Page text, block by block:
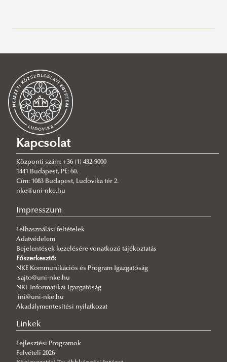
A vízgazdálkodás jövőjét írják
2026/08/06
Rendszeresség, mértékletesség, elfogadás – Gólyatábor 2026
2026/08/03
Az NKE energiatakarékossággal kapcsolatos átmeneti intézkedései
2026/08/03
A jó kormányzás érdeke, hogy mindenütt ugyanolyan szakmai
színvonalon működjék
2026/08/03
Még nem késő jelentkezni a KTI szakirányú továbbképzéseire
Fordulat jöhet: megszűnhet a hatóság előtti hazugság
2026/07/30
Q-s/D-s pályázati felhívás
2026/07/30
Új esély a továbbtanulásra: válaszd az NKE-t a pótfelvételin!
2026/07/29
A gyermek mindenek felett
2026/07/27
Hamarosan indul a jelentkezés az egyetemi pótfelvételire
Kapcsolat
Központi szám: +36 (1) 432-9000
1441 Budapest, Pf.: 60.
Cím: 1083 Budapest, Ludovika tér 2.
nke@uni-nke.hu
Impresszum
Felhasználási feltételek
Adatvédelem
Bejelentések kezelésére vonatkozó tájékoztatás
Főszerkesztő:
NKE Kommunikációs és Program Igazgatóság
sajto@uni-nke.hu
NKE Informatikai Igazgatóság
ini@uni-nke.hu
Akadálymentesítési nyilatkozat
Linkek
Fejlesztési Programok
Felvételi 2026